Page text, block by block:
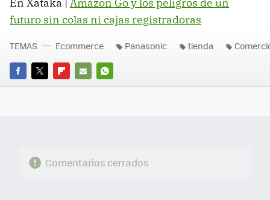
En Xataka | Amazon Go y los peligros de un
futuro sin colas ni cajas registradoras
FACEBOOK
TWITTERFLIPBOARD
E-
WHATSAPP
TEMAS Ecommerce Panasonic tienda
Comentarios cerrados